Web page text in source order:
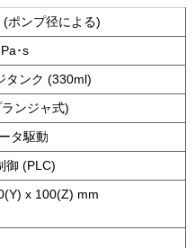
ポンプ径による)
･s
タンク (330ml)
ンジャ式)
タ駆動
御 (PLC)
x 100(Z) mm